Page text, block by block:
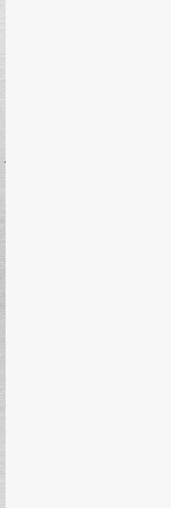
Način razmatranja zahtjeva i
Poništenje ili poništenje i
Otkazivanje i izmjena
Izmjene određenih stavki
Izvještavanje Ugovornih
Objava obavještenja i
Najčešće greške
Godišnja obavještenja o
Ostale aktuelnosti u vezi
pitanja“ u vezi nadogradnje
Notifikacije u slučajevima
Pojašnjenje planiranih
Tema: Žalbeni
legitimaciju,
„profesionalnih